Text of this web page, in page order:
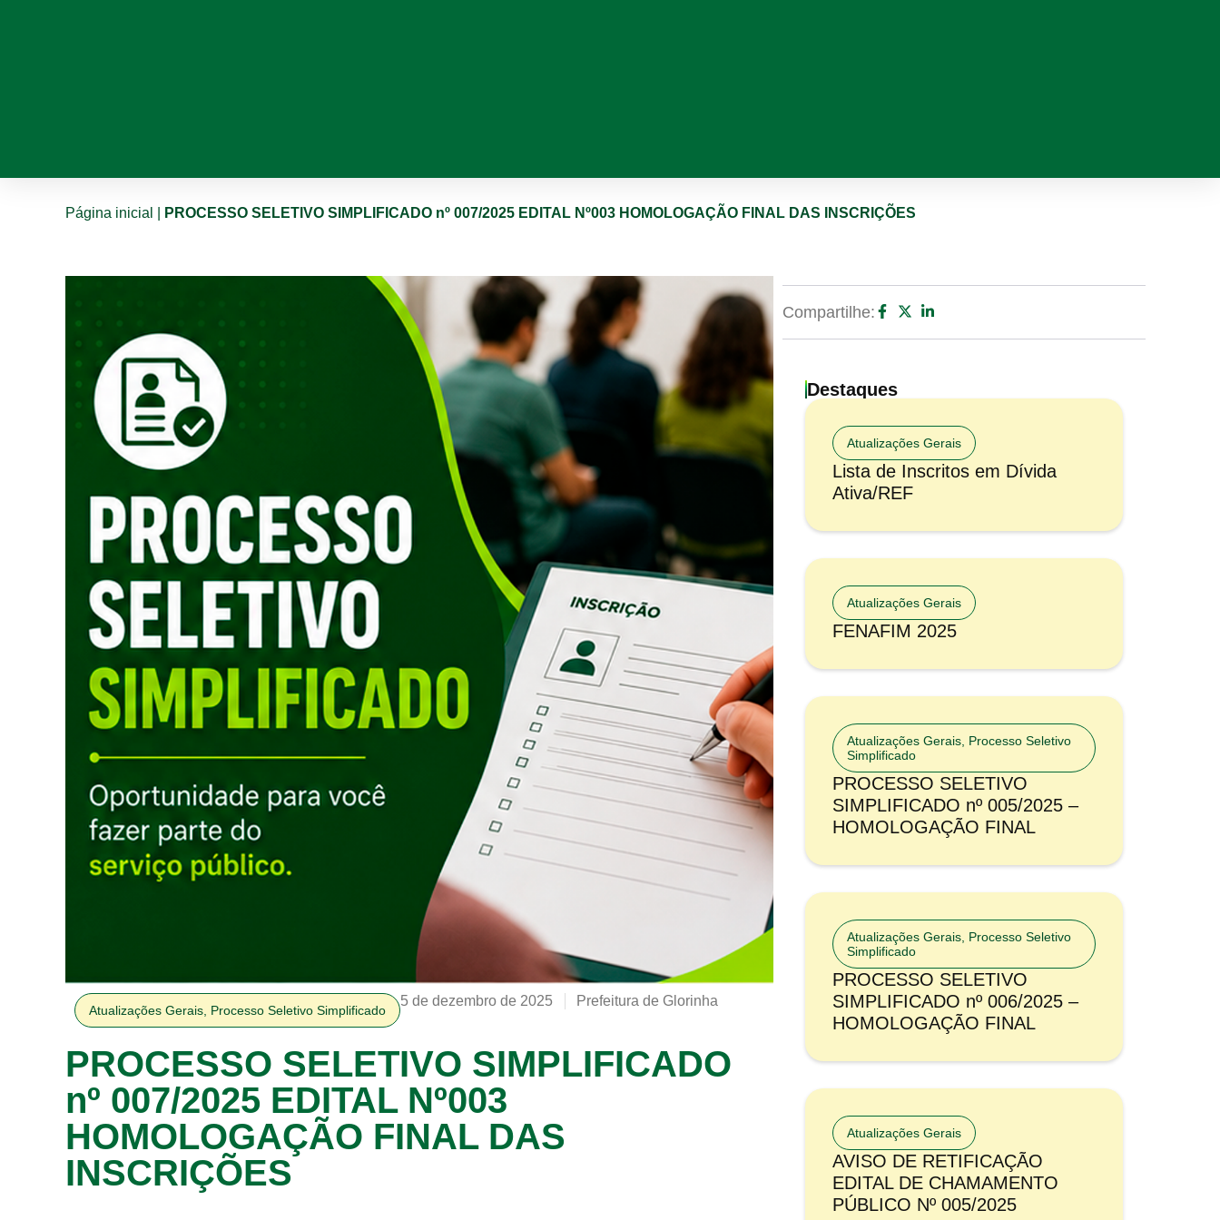
Página inicial PROCESSO SELETIVO SIMPLIFICADO nº 007/2025 EDITAL Nº003 HOMOLOGAÇÃO FINAL DAS INSCRIÇÕES
Atualizações Gerais Processo Seletivo Simplificado
5 de dezembro de 2025 Prefeitura de Glorinha
PROCESSO SELETIVO SIMPLIFICADO
nº 007/2025 EDITAL Nº003
HOMOLOGAÇÃO FINAL DAS
INSCRIÇÕES
Compartilhe:
Destaques
Atualizações Gerais
Lista de Inscritos em Dívida
Ativa/REF
Atualizações Gerais
FENAFIM 2025
Atualizações Gerais Processo Seletivo
Simplificado
PROCESSO SELETIVO
SIMPLIFICADO nº 005/2025 –
HOMOLOGAÇÃO FINAL
Atualizações Gerais Processo Seletivo
Simplificado
PROCESSO SELETIVO
SIMPLIFICADO nº 006/2025 –
HOMOLOGAÇÃO FINAL
Atualizações Gerais
AVISO DE RETIFICAÇÃO
EDITAL DE CHAMAMENTO
PÚBLICO Nº 005/2025